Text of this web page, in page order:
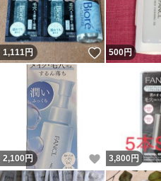
1,111円 いいね！
500円
2,100 円 いいね！
3,800 円